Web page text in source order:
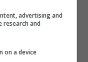
advertising and
research and
on a device